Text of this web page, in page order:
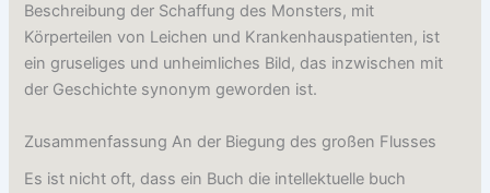
Beschreibung der Schaffung des Monsters, mit
Körperteilen von Leichen und Krankenhauspatienten, ist
ein gruseliges und unheimliches Bild, das inzwischen mit
der Geschichte synonym geworden ist.
Zusammenfassung An der Biegung des großen Flusses
Es ist nicht oft, dass ein Buch die intellektuelle buch